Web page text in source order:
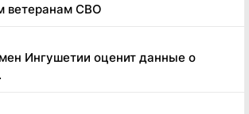
ветеранам СВО
Ингушетии оценит данные о